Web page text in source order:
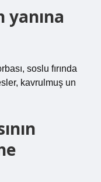
soslu fırında
kavrulmuş un